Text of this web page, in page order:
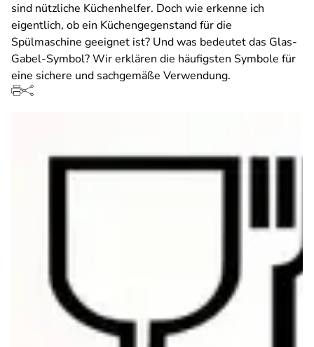
sind nützliche Küchenhelfer. Doch wie erkenne ich
eigentlich, ob ein Küchengegenstand für die
Spülmaschine geeignet ist? Und was bedeutet das Glas-
Gabel-Symbol? Wir erklären die häufigsten Symbole für
eine sichere und sachgemäße Verwendung.